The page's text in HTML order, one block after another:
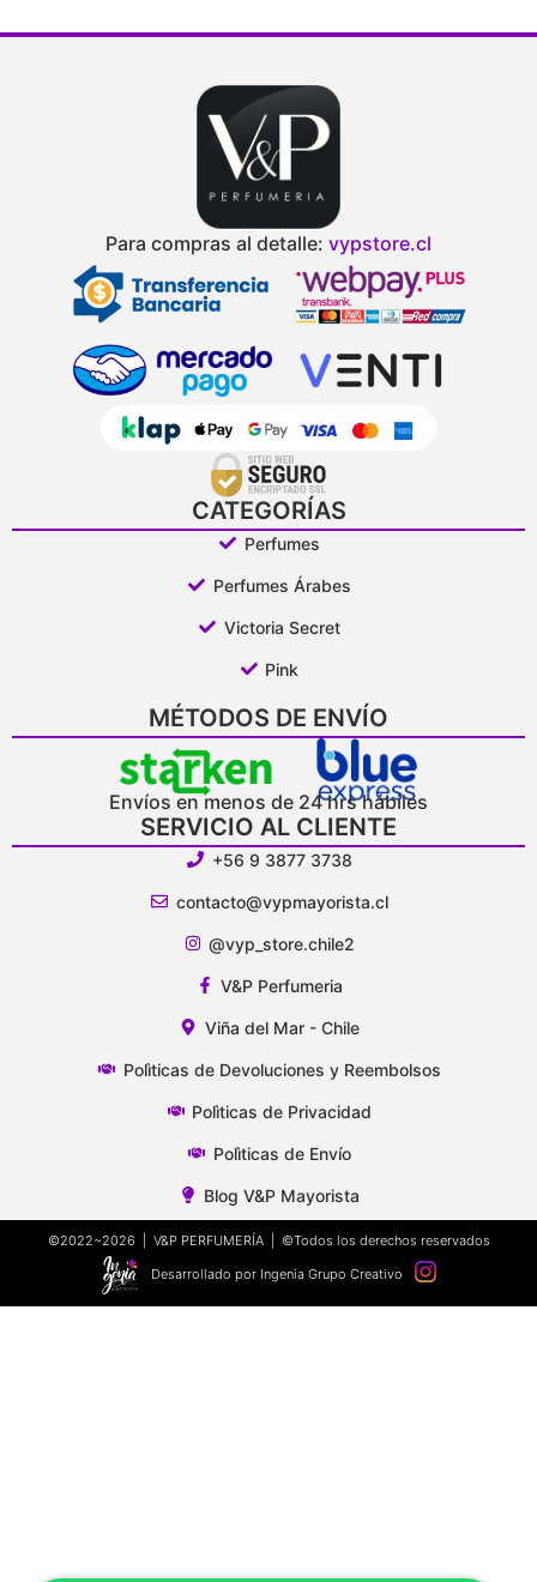
Para compras al detalle: vypstore.cl
CATEGORÍAS
Perfumes
Perfumes Árabes
Victoria Secret
Pink
MÉTODOS DE ENVÍO
Envíos en menos de 24 hrs hábiles
SERVICIO AL CLIENTE
+56 9 3877 3738
contacto@vypmayorista.cl
@vyp_store.chile2
V&P Perfumeria
Viña del Mar - Chile
Polìticas de Devoluciones y Reembolsos
Polìticas de Privacidad
Polìticas de Envío
Blog V&P Mayorista
©2022~2026 | V&P PERFUMERÍA | ©Todos los derechos reservados
Desarrollado por Ingenia Grupo Creativo